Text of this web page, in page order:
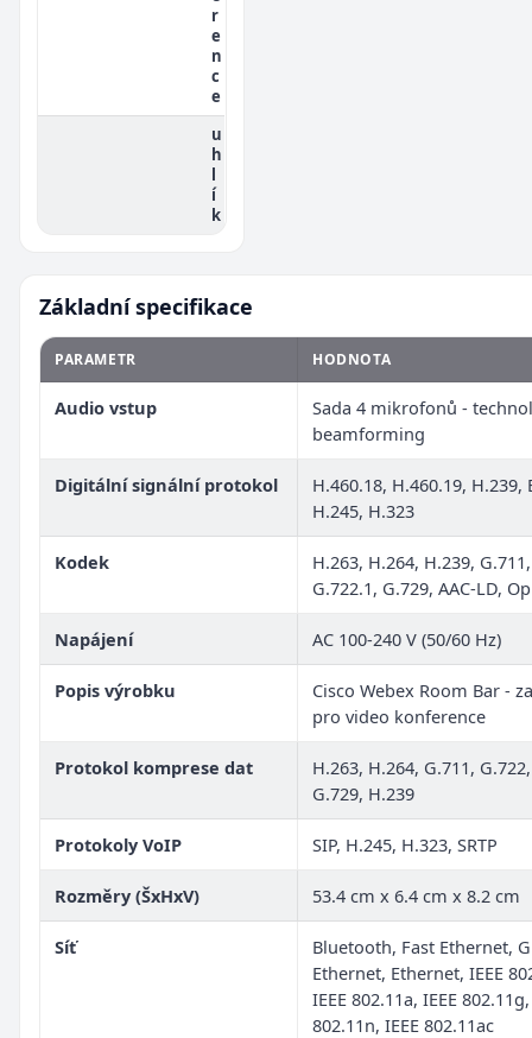
r
e
n
c
e
u
h
l
í
k
Základní specifikace
PARAMETR HODNOTA
Audio vstup
Sada 4 mikrofonů -
beamforming
Digitální signální protokol
H.460.18, H.460.19, H.239,
H.245, H.323
Kodek
H.263, H.264, H.239,
G.722.1, G.729, AAC-LD,
Napájení AC 100-240 V (50/60 Hz)
Popis výrobku
Cisco Webex Room Bar -
pro video konference
Protokol komprese dat
H.263, H.264, G.711,
G.729, H.239
Protokoly VoIP SIP, H.245, H.323, SRTP
Rozměry (ŠxHxV) 53.4 cm x 6.4 cm x 8.2 cm
Síť
Bluetooth, Fast Ethernet,
Ethernet, Ethernet, IEEE
IEEE 802.11a, IEEE 802.11g,
802.11n, IEEE 802.11ac